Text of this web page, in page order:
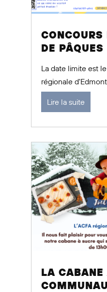
DE PÂQUES
La date limite est le
régionale
Lire la suite
LA CABANE